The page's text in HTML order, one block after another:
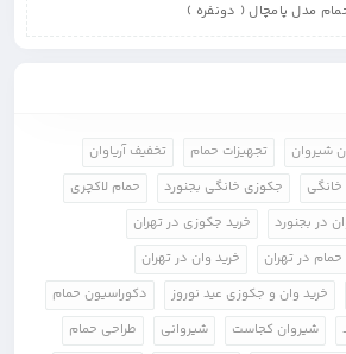
مدل پامچال ( دونفره )
شیروان تجهیزات حمام
تخفیف آریاوان
جکوزی خانگی بجنورد
حمام لاکچری
در بجنورد
خرید جکوزی در تهران
در تهران
خرید وان در تهران
خرید وان و جکوزی عید نوروز
دکوراسیون حمام
شیروان کجاست شیروانی
طراحی حمام